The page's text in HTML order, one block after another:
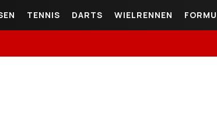
TENNIS DARTS WIELRENNEN